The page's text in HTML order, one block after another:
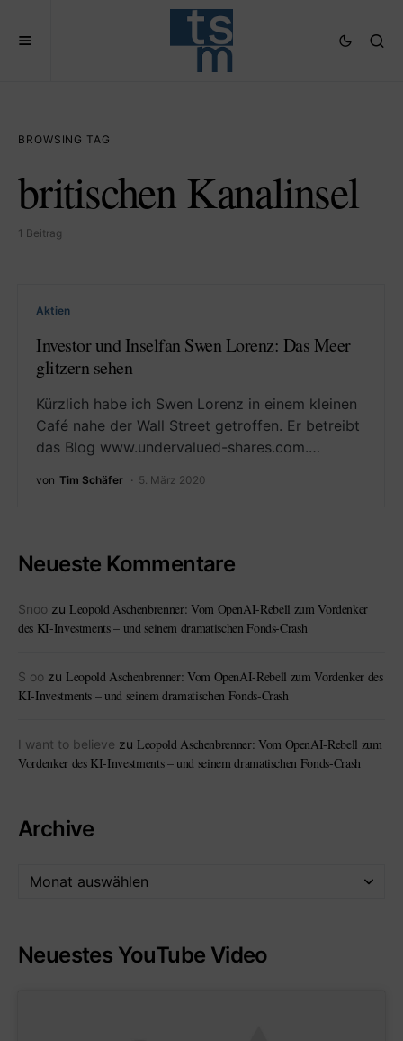
BROWSING TAG
britischen Kanalinsel
1 Beitrag
Aktien
Investor und Inselfan Swen Lorenz: Das Meer
glitzern sehen
Kürzlich habe ich Swen Lorenz in einem kleinen
Café nahe der Wall Street getroffen. Er betreibt
das Blog www.undervalued-shares.com.…
von Tim Schäfer 5. März 2020
Neueste Kommentare
Snoo zu Leopold Aschenbrenner: Vom OpenAI-Rebell zum Vordenker
des KI-Investments – und seinem dramatischen Fonds-Crash
S oo zu Leopold Aschenbrenner: Vom OpenAI-Rebell zum Vordenker des
KI-Investments – und seinem dramatischen Fonds-Crash
I want to believe zu Leopold Aschenbrenner: Vom OpenAI-Rebell zum
Vordenker des KI-Investments – und seinem dramatischen Fonds-Crash
Archive
Neuestes YouTube Video